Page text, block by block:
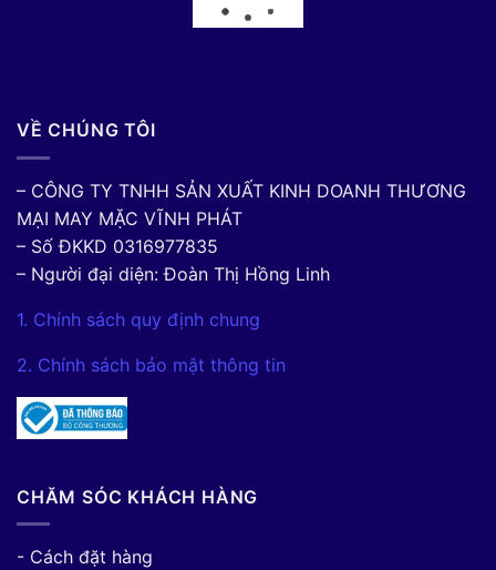
VỀ CHÚNG TÔI
– CÔNG TY TNHH SẢN XUẤT KINH DOANH THƯƠNG
MẠI MAY MẶC VĨNH PHÁT
– Số ĐKKD 0316977835
– Người đại diện: Đoàn Thị Hồng Linh
1. Chính sách quy định chung
2. Chính sách bảo mật thông tin
CHĂM SÓC KHÁCH HÀNG
- Cách đặt hàng